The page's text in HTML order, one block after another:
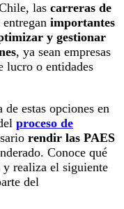
las carreras de
importantes
y gestionar
, ya sean empresas
lucro o entidades
estas opciones en
proceso de
rendir las PAES
Conoce qué
y realiza el siguiente
del